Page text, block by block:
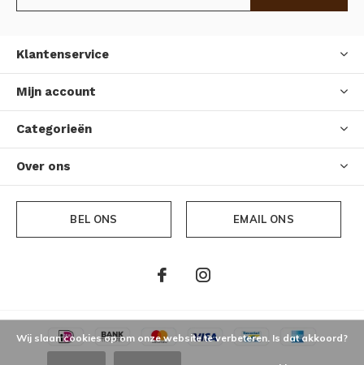
Klantenservice
Mijn account
Categorieën
Over ons
BEL ONS EMAIL ONS
Wij slaan cookies op om onze website te verbeteren. Is dat akkoord?